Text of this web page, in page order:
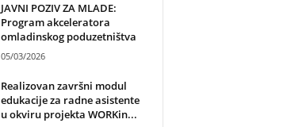
JAVNI POZIV ZA MLADE:
Program akceleratora
omladinskog poduzetništva
05/03/2026
Realizovan završni modul
edukacije za radne asistente
u okviru projekta WORKin...